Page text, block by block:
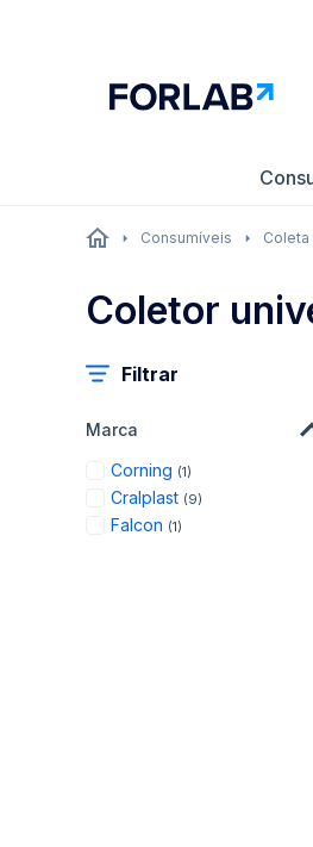
Consumíveis
Coletor
Filtrar
Marca
Corning 1item
Cralplast 9items
Falcon 1item